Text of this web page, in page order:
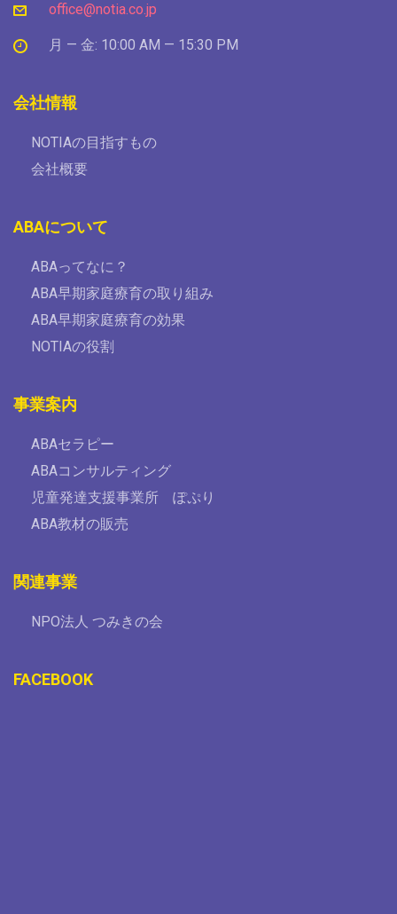
office@notia.co.jp
月 — 金: 10:00 AM — 15:30 PM
会社情報
NOTIAの目指すもの
会社概要
ABAについて
ABAってなに？
ABA早期家庭療育の取り組み
ABA早期家庭療育の効果
NOTIAの役割
事業案内
ABAセラピー
ABAコンサルティング
児童発達支援事業所 ぽぷり
ABA教材の販売
関連事業
NPO法人 つみきの会
FACEBOOK